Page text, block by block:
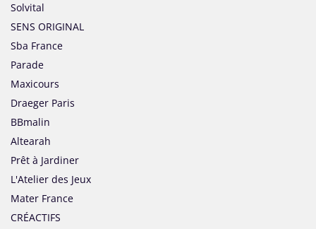
Solvital
SENS ORIGINAL
Sba France
Parade
Maxicours
Draeger Paris
BBmalin
Altearah
Prêt à Jardiner
L'Atelier des Jeux
Mater France
CRÉACTIFS